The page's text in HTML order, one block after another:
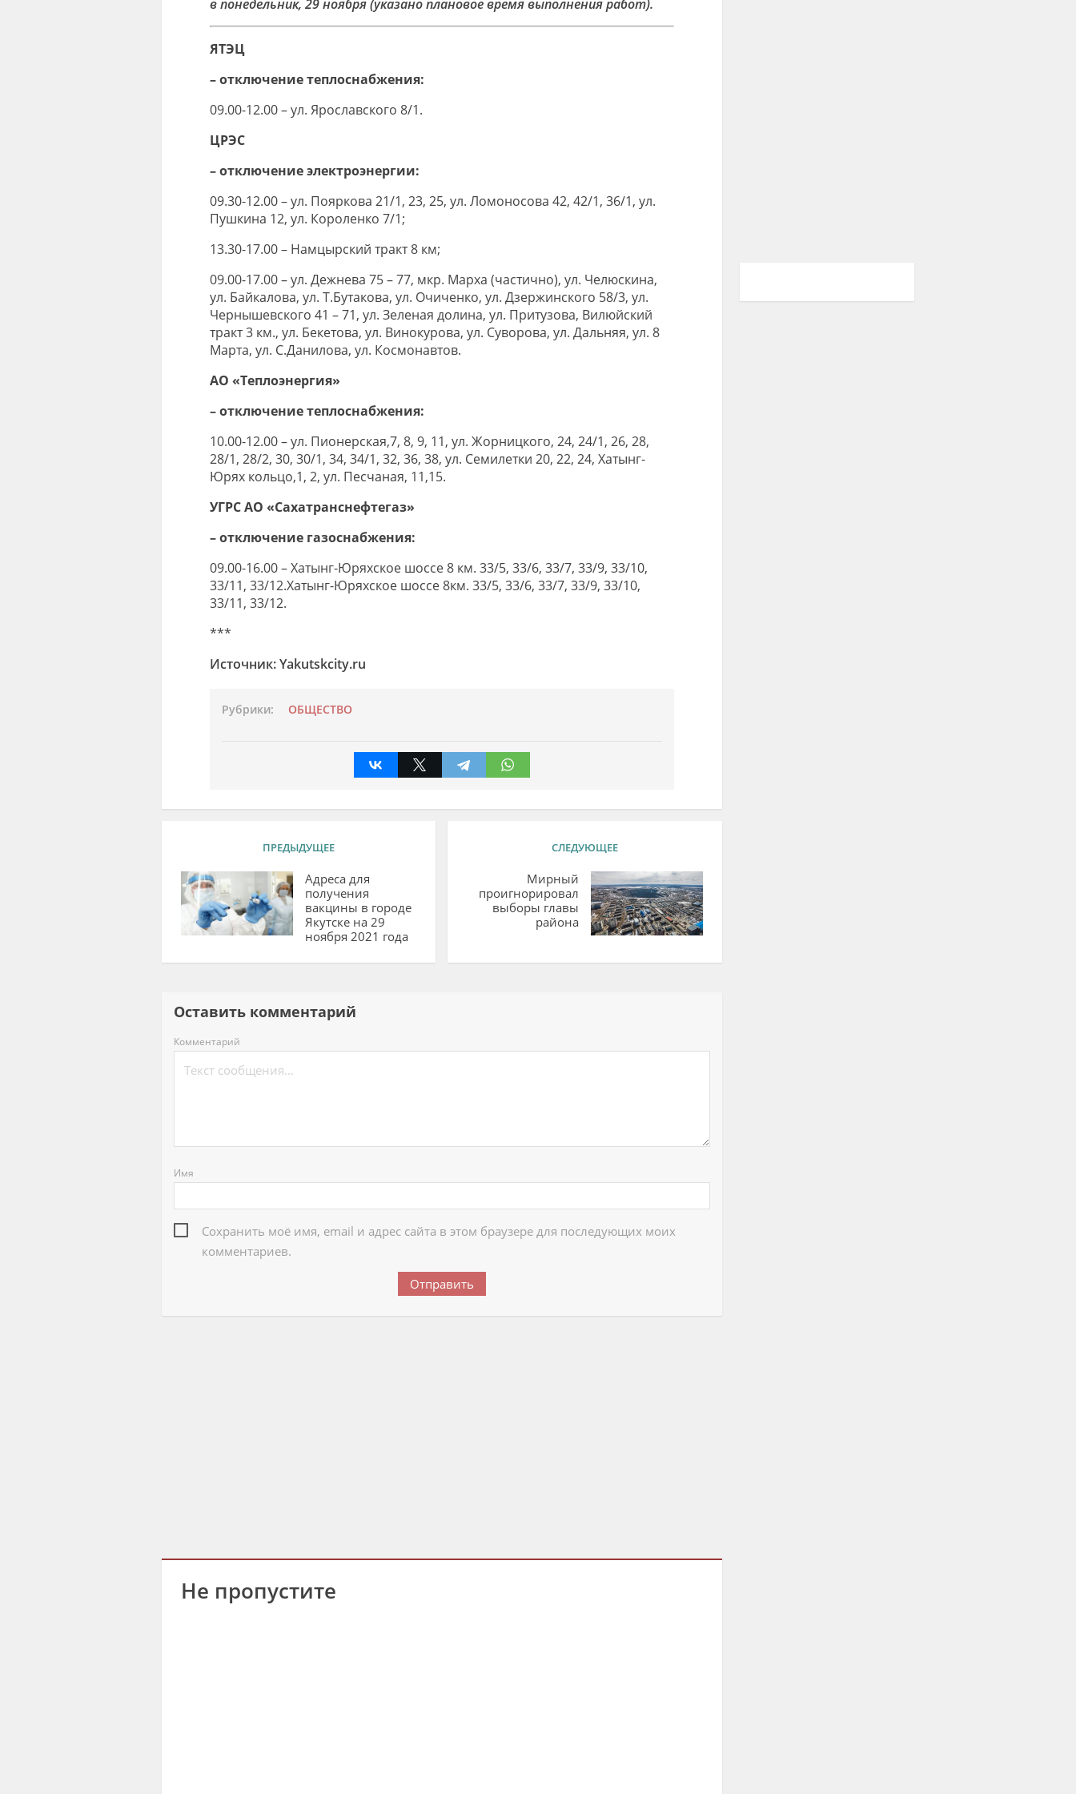
в понедельник, 29 ноября (указано плановое время выполнения работ).
ЯТЭЦ
– отключение теплоснабжения:
09.00-12.00 – ул. Ярославского 8/1.
ЦРЭС
– отключение электроэнергии:
09.30-12.00 – ул. Пояркова 21/1, 23, 25, ул. Ломоносова 42, 42/1, 36/1, ул.
Пушкина 12, ул. Короленко 7/1;
13.30-17.00 – Намцырский тракт 8 км;
09.00-17.00 – ул. Дежнева 75 – 77, мкр. Марха (частично), ул. Челюскина,
ул. Байкалова, ул. Т.Бутакова, ул. Очиченко, ул. Дзержинского 58/3, ул.
Чернышевского 41 – 71, ул. Зеленая долина, ул. Притузова, Вилюйский
тракт 3 км., ул. Бекетова, ул. Винокурова, ул. Суворова, ул. Дальняя, ул. 8
Марта, ул. С.Данилова, ул. Космонавтов.
АО «Теплоэнергия»
– отключение теплоснабжения:
10.00-12.00 – ул. Пионерская,7, 8, 9, 11, ул. Жорницкого, 24, 24/1, 26, 28,
28/1, 28/2, 30, 30/1, 34, 34/1, 32, 36, 38, ул. Семилетки 20, 22, 24, Хатынг-
Юрях кольцо,1, 2, ул. Песчаная, 11,15.
УГРС АО «Сахатранснефтегаз»
– отключение газоснабжения:
09.00-16.00 – Хатынг-Юряхское шоссе 8 км. 33/5, 33/6, 33/7, 33/9, 33/10,
33/11, 33/12.Хатынг-Юряхское шоссе 8км. 33/5, 33/6, 33/7, 33/9, 33/10,
33/11, 33/12.
***
Источник: Yakutskcity.ru
Рубрики: ОБЩЕСТВО
ПРЕДЫДУЩЕЕ
Адреса для
получения
вакцины в городе
Якутске на 29
ноября 2021 года
СЛЕДУЮЩЕЕ
Мирный
проигнорировал
выборы главы
района
Оставить комментарий
Комментарий
Имя
Сохранить моё имя, email и адрес сайта в этом браузере для последующих моих
комментариев.
Не пропустите